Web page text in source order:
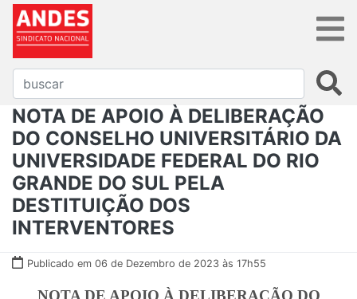
NOTA DE APOIO À DELIBERAÇÃO
DO CONSELHO UNIVERSITÁRIO DA
UNIVERSIDADE FEDERAL DO RIO
GRANDE DO SUL PELA
DESTITUIÇÃO DOS
INTERVENTORES
Publicado em 06 de Dezembro de 2023 às 17h55
NOTA DE APOIO À DELIBERAÇÃO DO